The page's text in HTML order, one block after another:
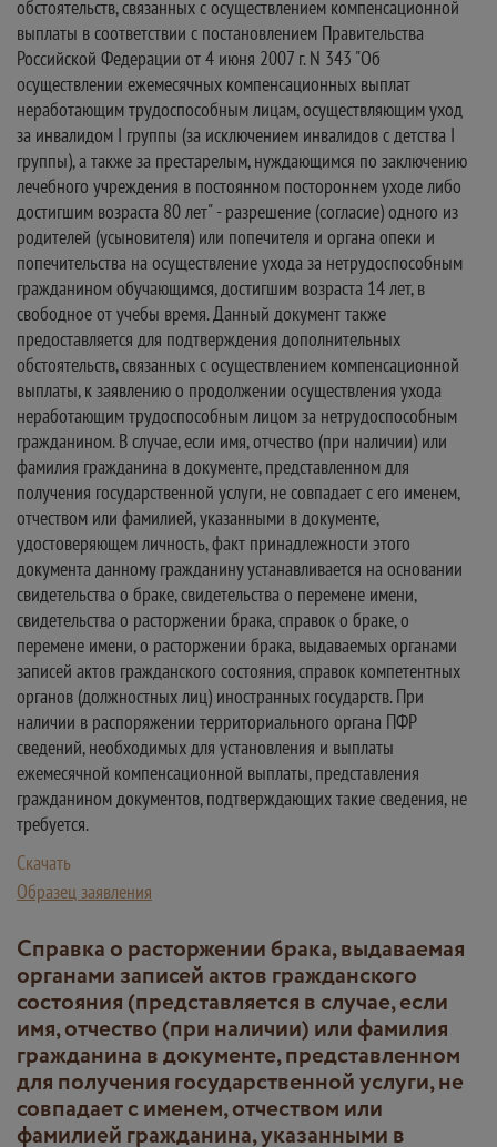
обстоятельств, связанных с осуществлением компенсационной
выплаты в соответствии с постановлением Правительства
Российской Федерации от 4 июня 2007 г. N 343 "Об
осуществлении ежемесячных компенсационных выплат
неработающим трудоспособным лицам, осуществляющим уход
за инвалидом I группы (за исключением инвалидов с детства I
группы), а также за престарелым, нуждающимся по заключению
лечебного учреждения в постоянном постороннем уходе либо
достигшим возраста 80 лет" - разрешение (согласие) одного из
родителей (усыновителя) или попечителя и органа опеки и
попечительства на осуществление ухода за нетрудоспособным
гражданином обучающимся, достигшим возраста 14 лет, в
свободное от учебы время. Данный документ также
предоставляется для подтверждения дополнительных
обстоятельств, связанных с осуществлением компенсационной
выплаты, к заявлению о продолжении осуществления ухода
неработающим трудоспособным лицом за нетрудоспособным
гражданином. В случае, если имя, отчество (при наличии) или
фамилия гражданина в документе, представленном для
получения государственной услуги, не совпадает с его именем,
отчеством или фамилией, указанными в документе,
удостоверяющем личность, факт принадлежности этого
документа данному гражданину устанавливается на основании
свидетельства о браке, свидетельства о перемене имени,
свидетельства о расторжении брака, справок о браке, о
перемене имени, о расторжении брака, выдаваемых органами
записей актов гражданского состояния, справок компетентных
органов (должностных лиц) иностранных государств. При
наличии в распоряжении территориального органа ПФР
сведений, необходимых для установления и выплаты
ежемесячной компенсационной выплаты, представления
гражданином документов, подтверждающих такие сведения, не
требуется.
Скачать
Образец заявления
Справка о расторжении брака, выдаваемая
органами записей актов гражданского
состояния (представляется в случае, если
имя, отчество (при наличии) или фамилия
гражданина в документе, представленном
для получения государственной услуги, не
совпадает с именем, отчеством или
фамилией гражданина, указанными в